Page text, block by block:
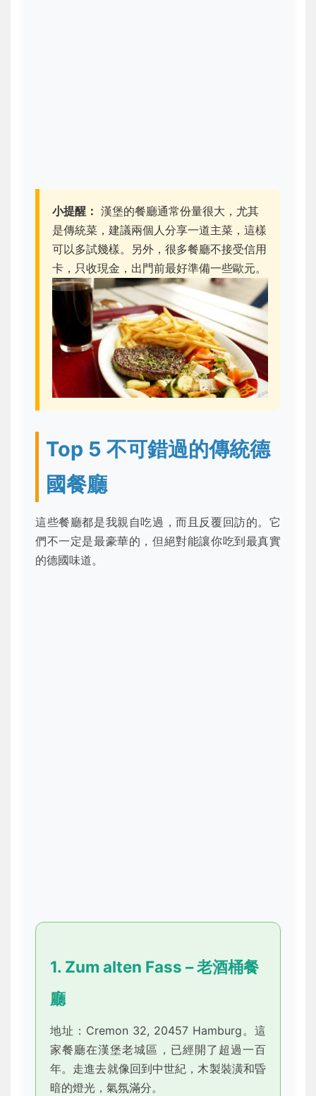
小提醒： 漢堡的餐廳通常份量很大，尤其
是傳統菜，建議兩個人分享一道主菜，這樣
可以多試幾樣。另外，很多餐廳不接受信用
卡，只收現金，出門前最好準備一些歐元。
Top 5 不可錯過的傳統德
國餐廳
這些餐廳都是我親自吃過，而且反覆回訪的。它
們不一定是最豪華的，但絕對能讓你吃到最真實
的德國味道。
1. Zum alten Fass – 老酒桶餐
廳
地址：Cremon 32, 20457 Hamburg。這
家餐廳在漢堡老城區，已經開了超過一百
年。走進去就像回到中世紀，木製裝潢和昏
暗的燈光，氣氛滿分。